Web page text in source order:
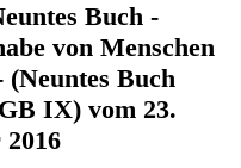
Buch -
von Menschen
Buch
IX) vom 23.
2016